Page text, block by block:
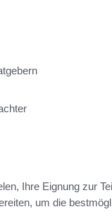
Ihre Eignung zur
um die